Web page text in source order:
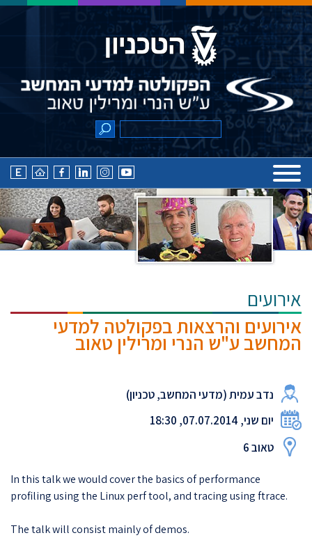
אירועים
אירועים והרצאות בפקולטה למדעי
המחשב ע"ש הנרי ומרילין טאוב
נדב עמית (מדעי המחשב, טכניון)
יום שני, 07.07.2014, 18:30
טאוב 6
In this talk we would cover the basics of performance
profiling using the Linux perf tool, and tracing using ftrace.
The talk will consist mainly of demos.